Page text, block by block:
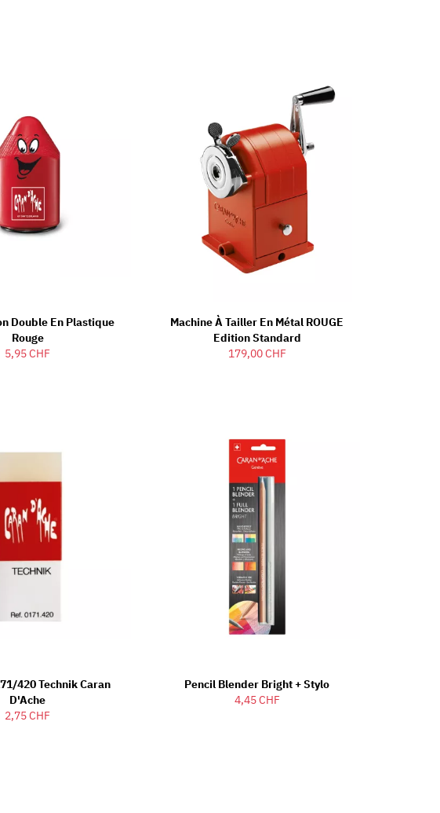
Double En Plastique
Rouge
5,95 CHF
Machine À Tailler En Métal ROUGE
Edition Standard
179,00 CHF
420 Technik Caran
D'Ache
2,75 CHF
Pencil Blender Bright + Stylo
4,45 CHF